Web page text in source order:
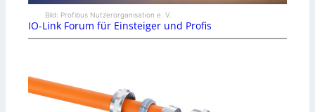
Bild: Profibus Nutzerorganisation e. V.
IO-Link Forum für Einsteiger und Profis